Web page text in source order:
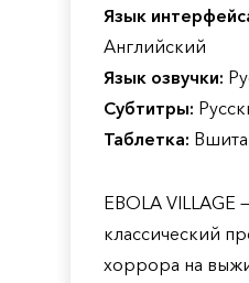
Язык
Английский
Язык озвучки:
Субтитры:
Таблетка: Вшита
EBOLA VILLAGE
классический
хоррора на